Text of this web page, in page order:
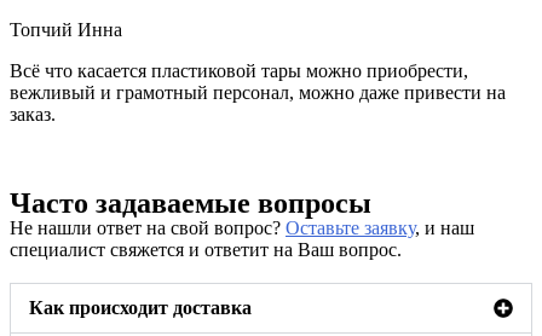
Топчий Инна
Всё что касается пластиковой тары можно приобрести,
вежливый и грамотный персонал, можно даже привести на
заказ.
Часто задаваемые вопросы
Не нашли ответ на свой вопрос? Оставьте заявку, и наш
специалист свяжется и ответит на Ваш вопрос.
Как происходит доставка